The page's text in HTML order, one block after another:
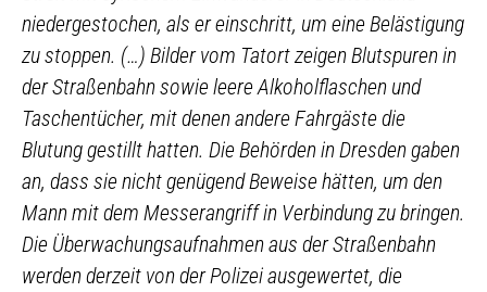
niedergestochen, als er einschritt, um eine Belästigung
zu stoppen. (…) Bilder vom Tatort zeigen Blutspuren in
der Straßenbahn sowie leere Alkoholflaschen und
Taschentücher, mit denen andere Fahrgäste die
Blutung gestillt hatten. Die Behörden in Dresden gaben
an, dass sie nicht genügend Beweise hätten, um den
Mann mit dem Messerangriff in Verbindung zu bringen.
Die Überwachungsaufnahmen aus der Straßenbahn
werden derzeit von der Polizei ausgewertet, die